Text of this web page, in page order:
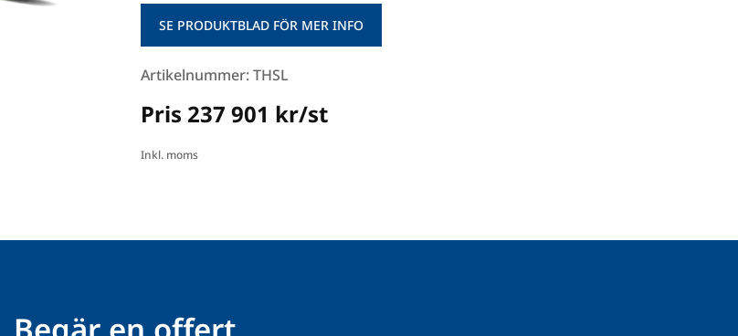
SE PRODUKTBLAD FÖR MER INFO
Artikelnummer: THSL
Pris 237 901 kr/st
Inkl. moms